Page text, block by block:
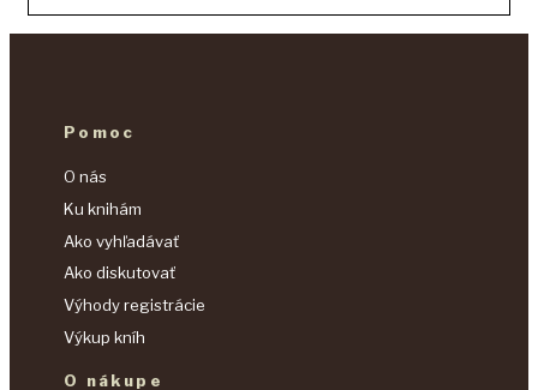
Pomoc
O nás
Ku knihám
Ako vyhľadávať
Ako diskutovať
Výhody registrácie
Výkup kníh
O nákupe